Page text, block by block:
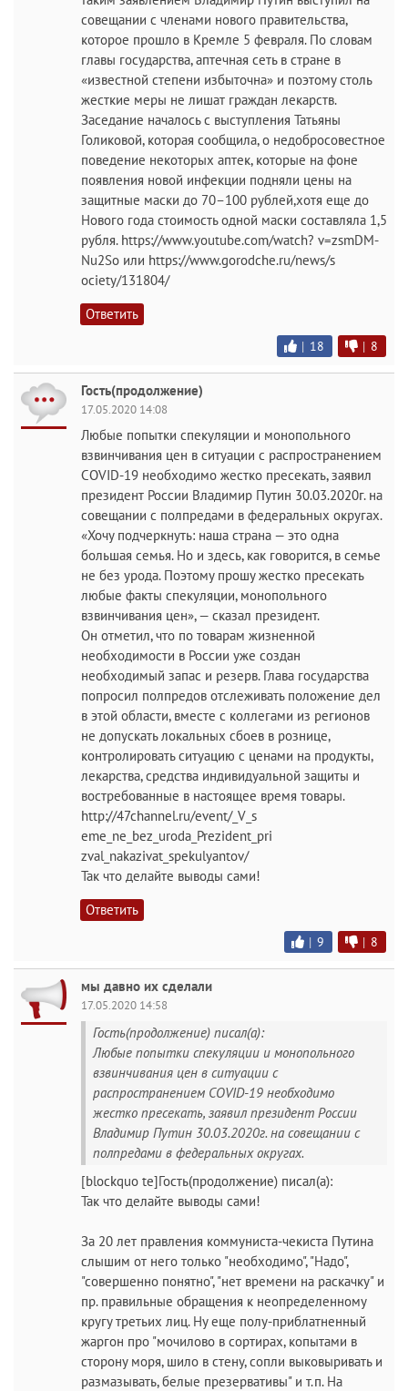
совещании с членами нового правительства,
которое прошло в Кремле 5 февраля. По словам
главы государства, аптечная сеть в стране в
«известной степени избыточна» и поэтому столь
жесткие меры не лишат граждан лекарств.
Заседание началось с выступления Татьяны
Голиковой, которая сообщила, о недобросовестное
поведение некоторых аптек, которые на фоне
появления новой инфекции подняли цены на
защитные маски до 70–100 рублей,хотя еще до
Нового года стоимость одной маски составляла 1,5
рубля. https://www.youtube.com/watch? v=zsmDM-
Nu2So или https://www.gorodche.ru/news/s
ociety/131804/
Ответить
| 18 | 8
Гость(продолжение)
17.05.2020 14:08
Любые попытки спекуляции и монопольного
взвинчивания цен в ситуации с распространением
COVID-19 необходимо жестко пресекать, заявил
президент России Владимир Путин 30.03.2020г. на
совещании с полпредами в федеральных округах.
«Хочу подчеркнуть: наша страна — это одна
большая семья. Но и здесь, как говорится, в семье
не без урода. Поэтому прошу жестко пресекать
любые факты спекуляции, монопольного
взвинчивания цен», — сказал президент.
Он отметил, что по товарам жизненной
необходимости в России уже создан
необходимый запас и резерв. Глава государства
попросил полпредов отслеживать положение дел
в этой области, вместе с коллегами из регионов
не допускать локальных сбоев в рознице,
контролировать ситуацию с ценами на продукты,
лекарства, средства индивидуальной защиты и
востребованные в настоящее время товары.
http://47channel.ru/event/_V_s
eme_ne_bez_uroda_Prezident_pri
zval_nakazivat_spekulyantov/
Так что делайте выводы сами!
Ответить
| 9 | 8
мы давно их сделали
17.05.2020 14:58
Гость(продолжение) писал(а):
Любые попытки спекуляции и монопольного
взвинчивания цен в ситуации с
распространением COVID-19 необходимо
жестко пресекать, заявил президент России
Владимир Путин 30.03.2020г. на совещании с
полпредами в федеральных округах.
[blockquo te]Гость(продолжение) писал(а):
Так что делайте выводы сами!
За 20 лет правления коммуниста-чекиста Путина
слышим от него только "необходимо", "Надо",
"совершенно понятно", "нет времени на раскачку" и
пр. правильные обращения к неопределенному
кругу третьих лиц. Ну еще полу-приблатненный
жаргон про "мочилово в сортирах, копытами в
сторону моря, шило в стену, сопли выковыривать и
размазывать, белые презервативы" и т.п. На